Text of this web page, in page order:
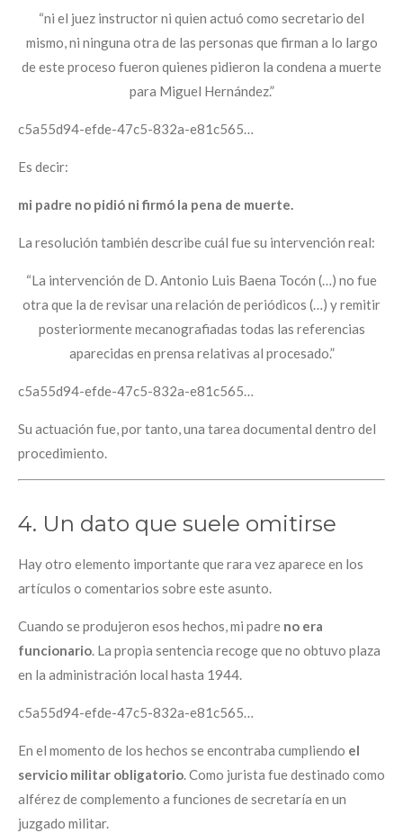
“ni el juez instructor ni quien actuó como secretario del
mismo, ni ninguna otra de las personas que firman a lo largo
de este proceso fueron quienes pidieron la condena a muerte
para Miguel Hernández.”
c5a55d94-efde-47c5-832a-e81c565…
Es decir:
mi padre no pidió ni firmó la pena de muerte.
La resolución también describe cuál fue su intervención real:
“La intervención de D. Antonio Luis Baena Tocón (…) no fue
otra que la de revisar una relación de periódicos (…) y remitir
posteriormente mecanografiadas todas las referencias
aparecidas en prensa relativas al procesado.”
c5a55d94-efde-47c5-832a-e81c565…
Su actuación fue, por tanto, una tarea documental dentro del
procedimiento.
4. Un dato que suele omitirse
Hay otro elemento importante que rara vez aparece en los
artículos o comentarios sobre este asunto.
Cuando se produjeron esos hechos, mi padre no era
funcionario. La propia sentencia recoge que no obtuvo plaza
en la administración local hasta 1944.
c5a55d94-efde-47c5-832a-e81c565…
En el momento de los hechos se encontraba cumpliendo el
servicio militar obligatorio. Como jurista fue destinado como
alférez de complemento a funciones de secretaría en un
juzgado militar.